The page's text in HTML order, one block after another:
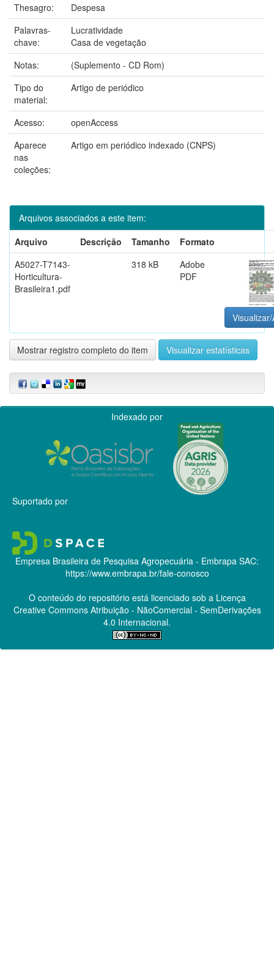
Thesagro:
Despesa
Palavras-
chave:
Lucratividade
Casa de vegetação
Notas:
(Suplemento - CD Rom)
Tipo do
material:
Artigo de periódico
Acesso:
openAccess
Aparece
nas
coleções:
Artigo em periódico indexado (CNPS)
Arquivos associados a este item:
Arquivo
Descrição Tamanho
Formato
A5027-T7143-
Horticultura-
Brasileira1.pdf
318 kB
Adobe
PDF
Mostrar registro completo do item Visualizar estatísticas
Indexado por
Suportado por
Empresa Brasileira de Pesquisa Agropecuária - Embrapa SAC:
https://www.embrapa.br/fale-conosco
O conteúdo do repositório está licenciado sob a Licença
Creative CommonsAtribuição - NãoComercial - SemDerivações
4.0 Internacional.